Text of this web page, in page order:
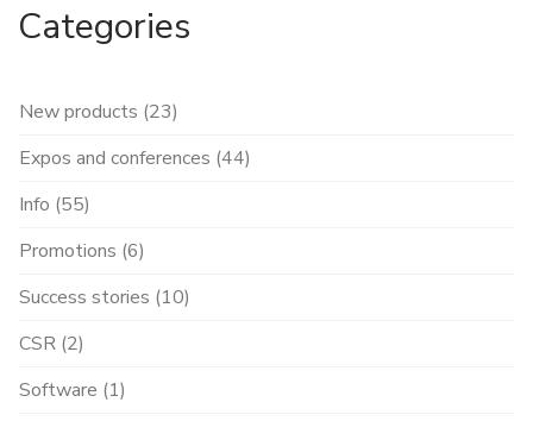
Categories
New products (23)
Expos and conferences (44)
Info (55)
Promotions (6)
Success stories (10)
CSR (2)
Software (1)